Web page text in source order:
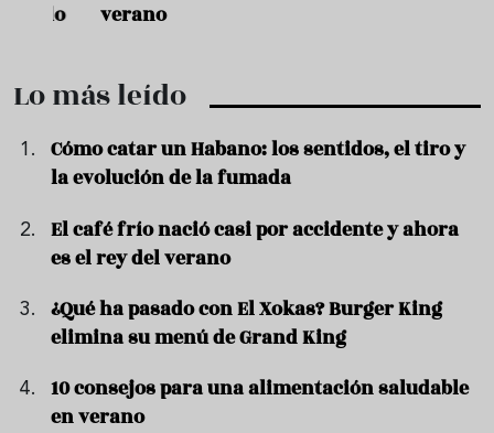
verano
Lo más leído
Cómo catar un Habano: los sentidos, el tiro y
la evolución de la fumada
El café frío nació casi por accidente y ahora
es el rey del verano
¿Qué ha pasado con El Xokas? Burger King
elimina su menú de Grand King
10 consejos para una alimentación saludable
en verano